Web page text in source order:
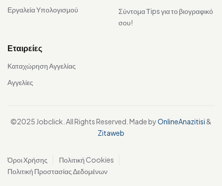
Εργαλεία Υπολογισμού
Σύντομα Τips για το βιογραφικό
σου!
Εταιρείες
Καταχώρηση Αγγελίας
Αγγελίες
©2025 Jobclick. All Rights Reserved. Made byOnlineAnazitisi &
Zitaweb
Όροι Χρήσης
Πολιτική Cookies
Πολιτική Προστασίας Δεδομένων